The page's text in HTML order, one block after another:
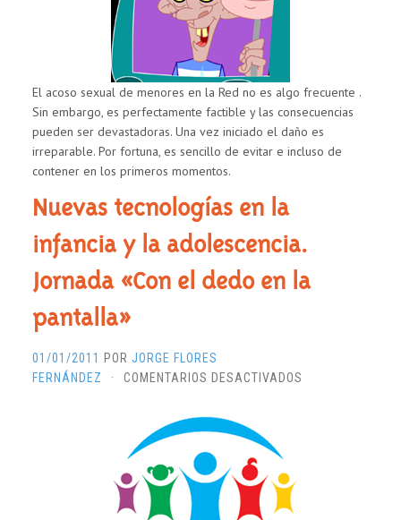
El acoso sexual de menores en la Red no es algo frecuente .
Sin embargo, es perfectamente factible y las consecuencias
pueden ser devastadoras. Una vez iniciado el daño es
irreparable. Por fortuna, es sencillo de evitar e incluso de
contener en los primeros momentos.
Nuevas tecnologías en la
infancia y la adolescencia.
Jornada «Con el dedo en la
pantalla»
01/01/2011 POR JORGE FLORES
FERNÁNDEZ
· COMENTARIOS DESACTIVADOS